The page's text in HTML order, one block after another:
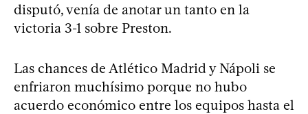
disputó, venía de anotar un tanto en la
victoria 3-1 sobre Preston.
Las chances de Atlético Madrid y Nápoli se
enfriaron muchísimo porque no hubo
acuerdo económico entre los equipos hasta el